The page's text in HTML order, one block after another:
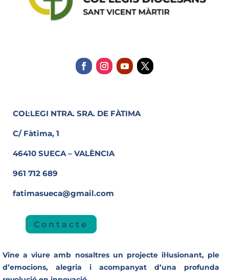
COL·LEGI NTRA. SRA. DE FÀTIMA
C/ Fàtima, 1
46410 SUECA – VALÈNCIA
961 712 689
fatimasueca@gmail.com
Contacte
Vine a viure amb nosaltres un projecte il·lusionant, ple
d’emocions, alegria i acompanyat d’una profunda